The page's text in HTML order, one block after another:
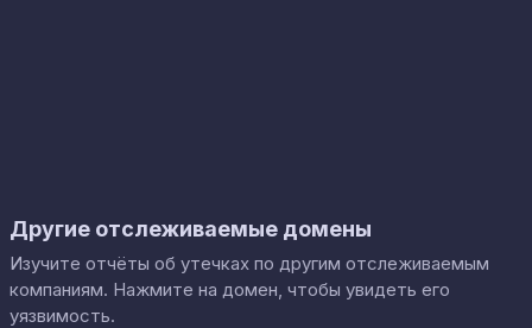
Другие отслеживаемые домены
Изучите отчёты об утечках по другим отслеживаемым
компаниям. Нажмите на домен, чтобы увидеть его
уязвимость.